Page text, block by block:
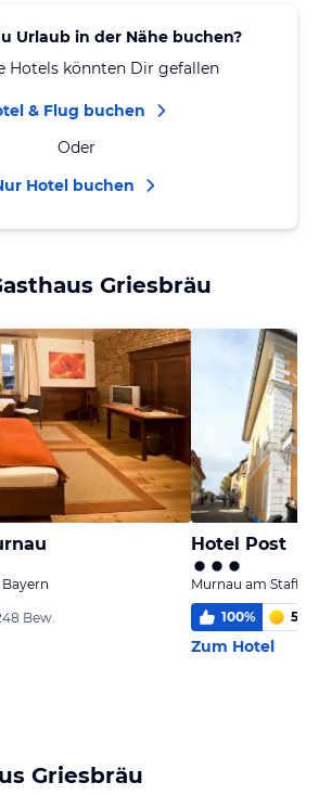
Urlaub in der Nähe buchen?
Hotels könnten Dir gefallen
& Flug buchen
Oder
Hotel buchen
Griesbräu
Bew.
Hotel Post
Murnau am
100% 5,8
Zum Hotel
Griesbräu